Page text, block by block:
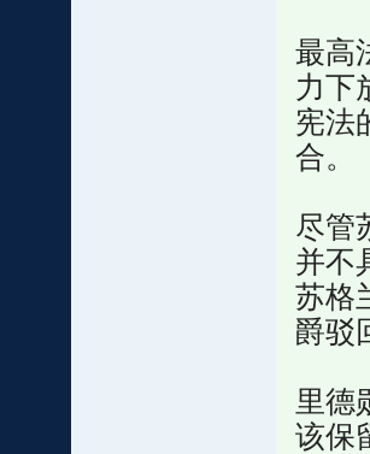
最高
力下
宪法
合。
尽管
并不
苏格
爵驳
里德
该保